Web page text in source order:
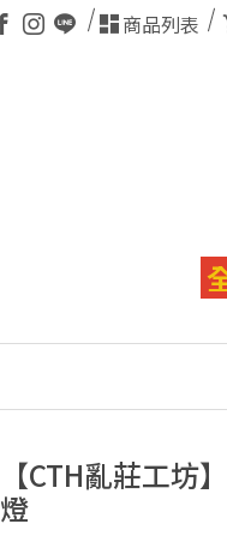
商品列表
【CTH亂莊工坊
燈